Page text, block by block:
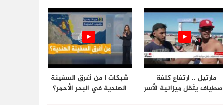
مارتيل .. ارتفاع كلفة
يثقل ميزانية الأسر
شبكات | من أغرق السفينة
الهندية في البحر الأحمر؟